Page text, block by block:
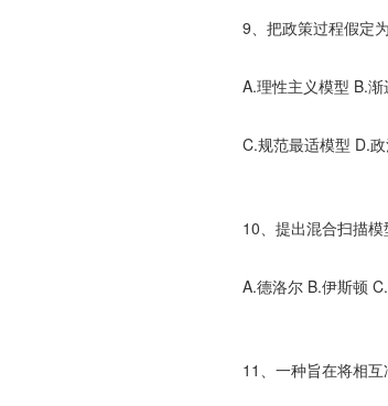
9、把政策过程假定为
A.理性主义模型 B.渐
C.规范最适模型 D.政
10、提出混合扫描模
A.德洛尔 B.伊斯顿 C.
11、一种旨在将相互